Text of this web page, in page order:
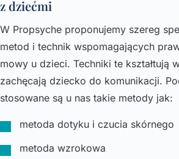
z dziećmi
W Propsyche proponujemy szereg
metod i technik wspomagających
mowy u dzieci. Techniki te kształtują
zachęcają dziecko do komunikacji.
stosowane są u nas takie metody jak:
metoda dotyku i czucia skórnego
metoda wzrokowa